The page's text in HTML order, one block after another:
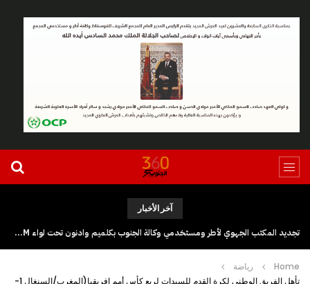
آخر الأخبار
تجديد المكتب الجهوي لأطر ومستخدمي وكالة الجنوب بكلميم وادنون تحت لواء UGTM
Home
رياضة
تأهل الفريق الوطني لكرة القدم للسيدات لربع كأس أمم إفريقيا(المغرب/السنغال 1-